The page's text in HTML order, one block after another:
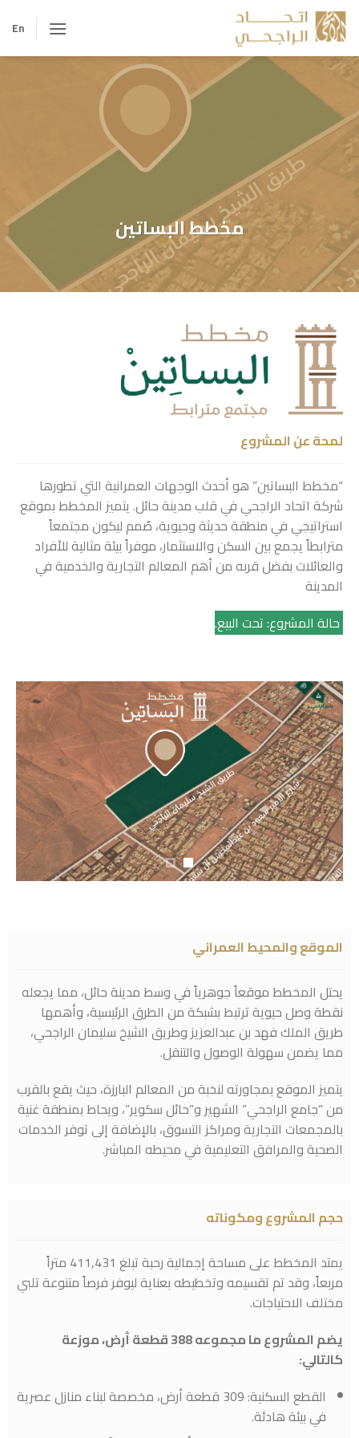
تخطي
للمحتوى
En
مخطط البساتين
لمحة عن المشروع
“مخطط البساتين” هو أحدث الوجهات العمرانية التي تطورها
شركة اتحاد الراجحي في قلب مدينة حائل. يتميز المخطط بموقع
استراتيجي في منطقة حديثة وحيوية، صُمم ليكون مجتمعاً
مترابطاً يجمع بين السكن والاستثمار، موفراً بيئة مثالية للأفراد
والعائلات بفضل قربه من أهم المعالم التجارية والخدمية في
المدينة
حالة المشروع: تحت البيع.
الموقع والمحيط العمراني
يحتل المخطط موقعاً جوهرياً في وسط مدينة حائل، مما يجعله
نقطة وصل حيوية ترتبط بشبكة من الطرق الرئيسية، وأهمها
طريق الملك فهد بن عبدالعزيز وطريق الشيخ سليمان الراجحي،
مما يضمن سهولة الوصول والتنقل.
يتميز الموقع بمجاورته لنخبة من المعالم البارزة، حيث يقع بالقرب
من “جامع الراجحي” الشهير و”حائل سكوير”، ويحاط بمنطقة غنية
بالمجمعات التجارية ومراكز التسوق، بالإضافة إلى توفر الخدمات
الصحية والمرافق التعليمية في محيطه المباشر.
حجم المشروع ومكوناته
يمتد المخطط على مساحة إجمالية رحبة تبلغ 411,431 متراً
مربعاً، وقد تم تقسيمه وتخطيطه بعناية ليوفر فرصاً متنوعة تلبي
مختلف الاحتياجات.
يضم المشروع ما مجموعه 388 قطعة أرض، موزعة
كالتالي:
القطع السكنية: 309 قطعة أرض، مخصصة لبناء منازل عصرية
في بيئة هادئة.